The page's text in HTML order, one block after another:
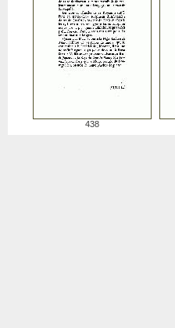
438